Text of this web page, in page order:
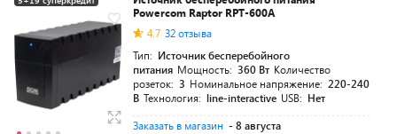
Разумная цена
Powercom Raptor RPT-600A
4.7 32 отзыва
Тип: Источник бесперебойного
питания Мощность: 360 Вт Количество
розеток: 3 Номинальное напряжение: 220-240
В Технология: line-interactive USB: Нет
Заказать в магазин - 8 августа